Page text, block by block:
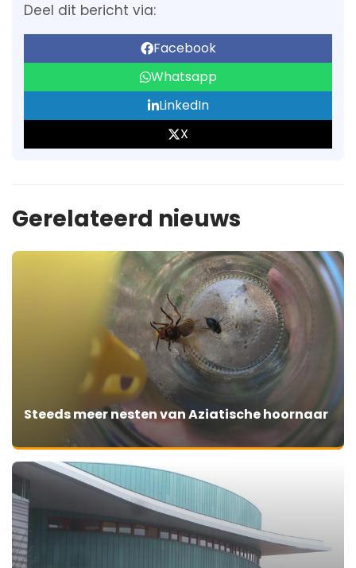
Deel dit bericht via:
Facebook
Whatsapp
LinkedIn
X
Gerelateerd nieuws
Steeds meer nesten van Aziatische hoornaar